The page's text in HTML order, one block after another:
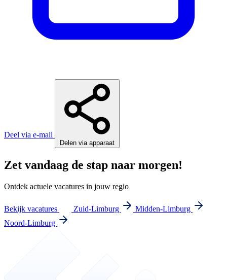
Deel via e-mail
Delen via apparaat
Zet vandaag de stap naar morgen!
Ontdek actuele vacatures in jouw regio
Bekijk vacatures Zuid-Limburg
Midden-Limburg
Noord-Limburg